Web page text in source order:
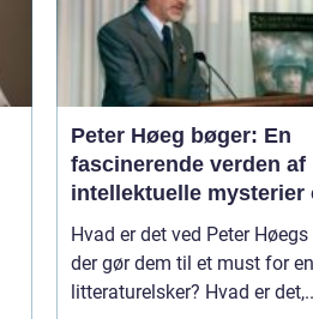
Peter Høeg bøger: En
fascinerende verden af
intellektuelle mysterier
dybde
Hvad er det ved Peter Høegs
der gør dem til et must for
litteraturelsker? Hvad er